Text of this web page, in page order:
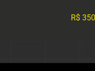
R$